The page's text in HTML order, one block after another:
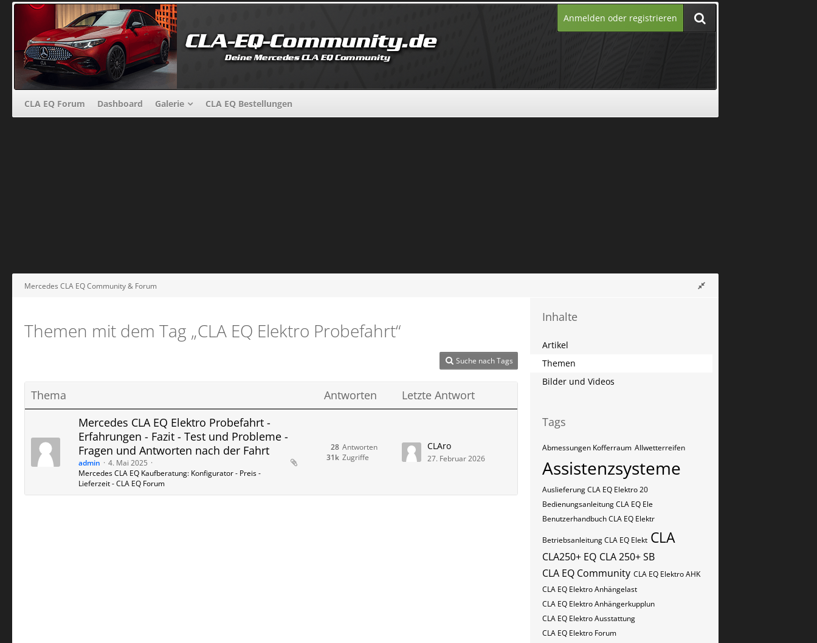
Anmelden oder registrieren
CLA EQ Forum Dashboard Galerie CLA EQ Bestellungen
Mercedes CLA EQ Community & Forum
Themen mit dem Tag „CLA EQ Elektro Probefahrt“
Suche nach Tags
Thema Antworten
Letzte Antwort
Mercedes CLA EQ Elektro Probefahrt -
Erfahrungen - Fazit - Test und Probleme -
Fragen und Antworten nach der Fahrt
admin
4. Mai 2025
Mercedes CLA EQ Kaufberatung: Konfigurator - Preis -
Lieferzeit - CLA EQ Forum
Antworten
28
Zugriffe
31k
CLAro
27. Februar 2026
Inhalte
Artikel
Themen
Bilder und Videos
Tags
Abmessungen Kofferraum Allwetterreifen
Assistenzsysteme
Auslieferung CLA EQ Elektro 20
Bedienungsanleitung CLA EQ Ele
Benutzerhandbuch CLA EQ Elektr
Betriebsanleitung CLA EQ Elekt CLA
CLA250+ EQ CLA 250+ SB
CLA EQ Community CLA EQ Elektro AHK
CLA EQ Elektro Anhängelast
CLA EQ Elektro Anhängerkupplun
CLA EQ Elektro Ausstattung
CLA EQ Elektro Forum